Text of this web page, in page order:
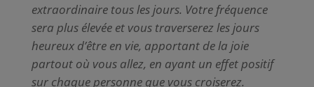
extraordinaire tous les jours. Votre fréquence
sera plus élevée et vous traverserez les jours
heureux d’être en vie, apportant de la joie
partout où vous allez, en ayant un effet positif
sur chaque personne que vous croiserez.